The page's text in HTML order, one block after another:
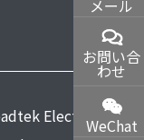
Electronics
メール
お問い合
わせ
WeChat